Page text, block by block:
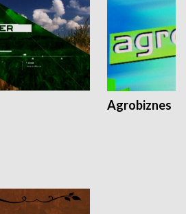
Agrobiznes